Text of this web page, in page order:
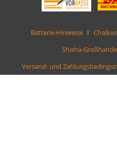
Batterie-Hinweise
Shisha-
Versand- und